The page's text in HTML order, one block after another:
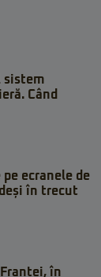
sistem
Când
pe ecranele de
în trecut
în